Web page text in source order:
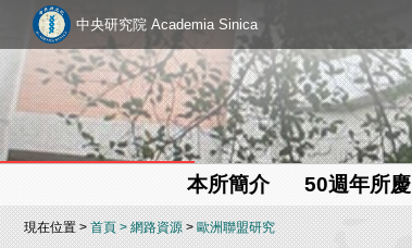
中央研究院 Academia Sinica
本所簡介 50週年所慶
現在位置 >首頁 >網路資源>歐洲聯盟研究